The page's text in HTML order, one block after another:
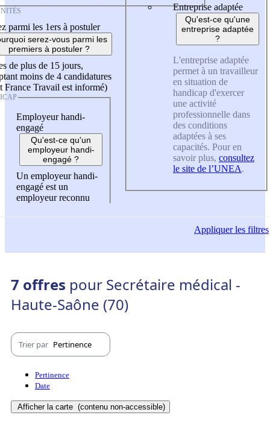
parmi les 1ers à postuler
serez-vous parmi les
premiers à postuler ?
de plus de 15 jours,
moins de 4 candidatures
France Travail est informé)
Employeur handi-
engagé
Qu'est-ce qu'un
employeur handi-
engagé ?
Un employeur handi-
engagé est un
employeur reconnu
Entreprise adaptée
Qu'est-ce qu'une
entreprise adaptée
?
L'entreprise adaptée
permet à un travailleur
en situation de
handicap d'exercer
une activité
professionnelle dans
des conditions
adaptées à ses
capacités. Pour en
savoir plus, consultez
le site de l’UNEA.
Appliquerles filtres
7 offres pour Secrétaire médical -
Haute-Saône (70)
Trier par Pertinence
Pertinence
Date
Afficher la carte (contenu non-accessible)